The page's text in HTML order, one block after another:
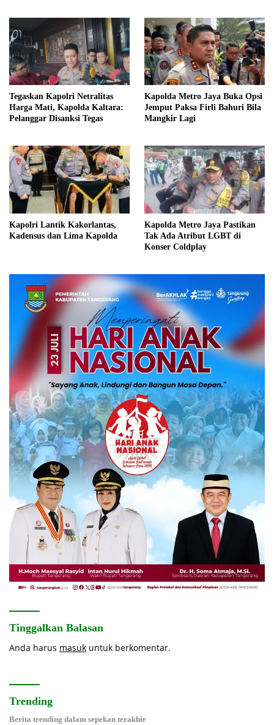
Tegaskan Kapolri Netralitas
Harga Mati, Kapolda Kaltara:
Pelanggar Disanksi Tegas
Kapolda Metro Jaya Buka Opsi
Jemput Paksa Firli Bahuri Bila
Mangkir Lagi
Kapolri Lantik Kakorlantas,
Kadensus dan Lima Kapolda
Kapolda Metro Jaya Pastikan
Tak Ada Atribut LGBT di
Konser Coldplay
Tinggalkan Balasan
Anda harus masuk untuk berkomentar.
Trending
Berita trending dalam sepekan terakhir